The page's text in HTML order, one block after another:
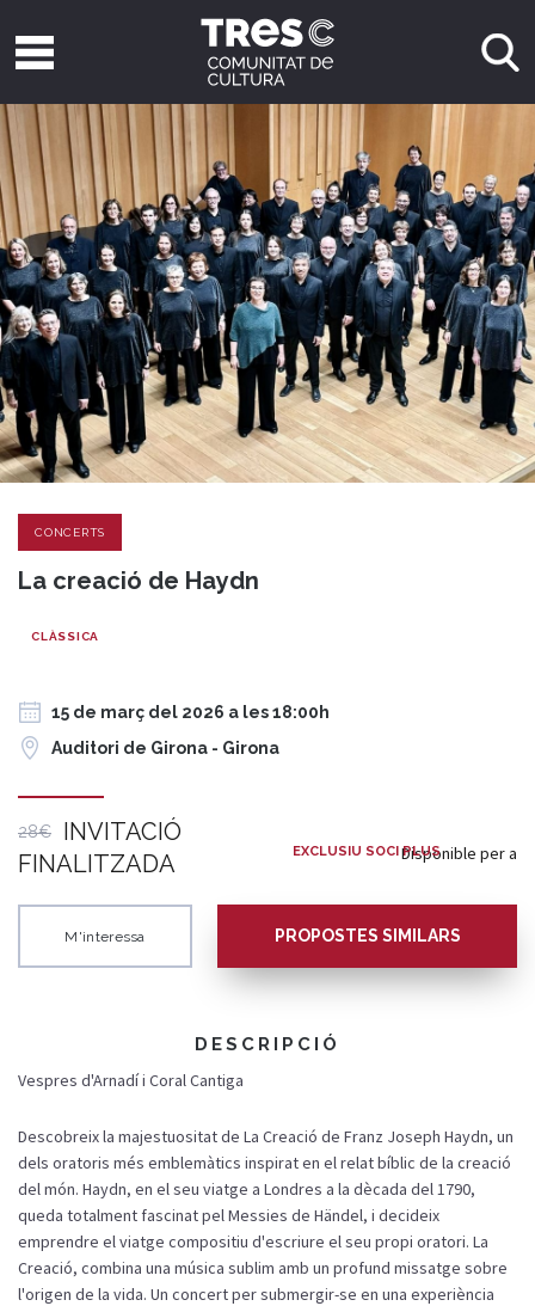
CONCERTS
La creació de Haydn
CLÀSSICA
15 de març del 2026 a les 18:00h
Auditori de Girona - Girona
28€
INVITACIÓ
FINALITZADA
Disponible per a
EXCLUSIU SOCI PLUS
M'interessa PROPOSTES SIMILARS
DESCRIPCIÓ
Vespres d'Arnadí i Coral Cantiga
Descobreix la majestuositat de La Creació de Franz Joseph Haydn, un
dels oratoris més emblemàtics inspirat en el relat bíblic de la creació
del món. Haydn, en el seu viatge a Londres a la dècada del 1790,
queda totalment fascinat pel Messies de Händel, i decideix
emprendre el viatge compositiu d'escriure el seu propi oratori. La
Creació, combina una música sublim amb un profund missatge sobre
l'origen de la vida. Un concert per submergir-se en una experiència